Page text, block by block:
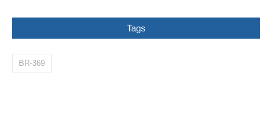
Tags
BR-369